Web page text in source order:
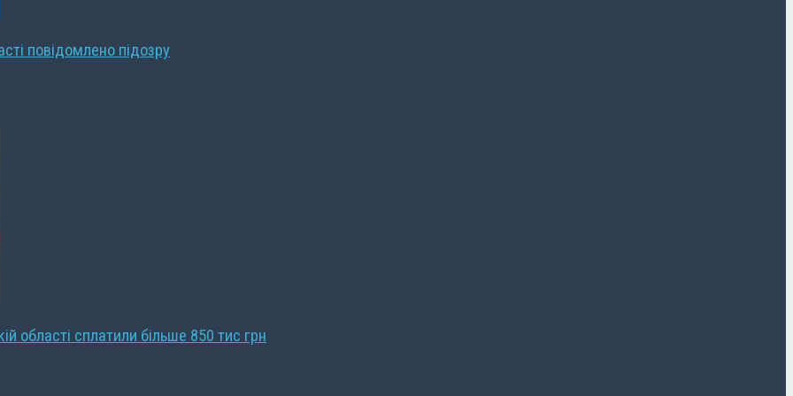
повідомлено підозру
області сплатили більше 850 тис грн